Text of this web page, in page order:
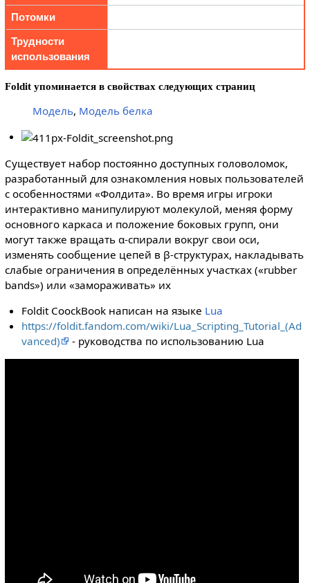
Потомки
Трудности
использования
Foldit упоминается в свойствах следующих страниц
Модель, Модель белка
Существует набор постоянно доступных головоломок,
разработанный для ознакомления новых пользователей
с особенностями «Фолдита». Во время игры игроки
интерактивно манипулируют молекулой, меняя форму
основного каркаса и положение боковых групп, они
могут также вращать α-спирали вокруг свои оси,
изменять сообщение цепей в β-структурах, накладывать
слабые ограничения в определённых участках («rubber
bands») или «замораживать» их
Foldit CoockBook написан на языке Lua
https://foldit.fandom.com/wiki/Lua_Scripting_Tutorial_(Ad
vanced)
- руководства по использованию Lua